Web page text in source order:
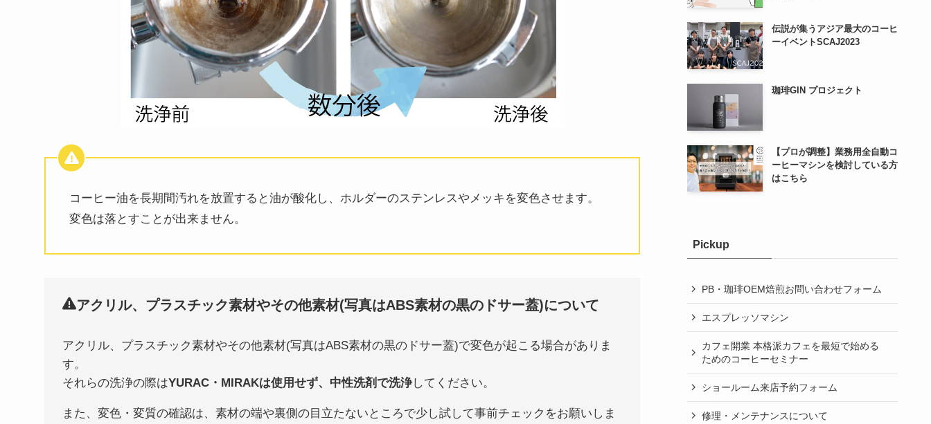
コーヒー油を長期間汚れを放置すると油が酸化し、ホルダーのステンレスやメッキを変色させます。
変色は落とすことが出来ません。
アクリル、プラスチック素材やその他素材(写真はABS素材の黒のドサー蓋)について
アクリル、プラスチック素材やその他素材(写真はABS素材の黒のドサー蓋)で変色が起こる場合がありま
す。
それらの洗浄の際はYURAC・MIRAKは使用せず、中性洗剤で洗浄してください。
また、変色・変質の確認は、素材の端や裏側の目立たないところで少し試して事前チェックをお願いしま
伝説が集うアジア最大のコーヒ
ーイベントSCAJ2023
珈琲GIN プロジェクト
【プロが調整】業務用全自動コ
ーヒーマシンを検討している方
はこちら
Pickup
PB・珈琲OEM焙煎お問い合わせフォーム
エスプレッソマシン
カフェ開業 本格派カフェを最短で始める
ためのコーヒーセミナー
ショールーム来店予約フォーム
修理・メンテナンスについて